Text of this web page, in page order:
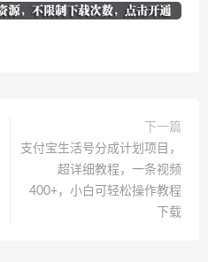
下一篇
支付宝生活号分成计划项目，
超详细教程，一条视频
400+，小白可轻松操作教程
下载